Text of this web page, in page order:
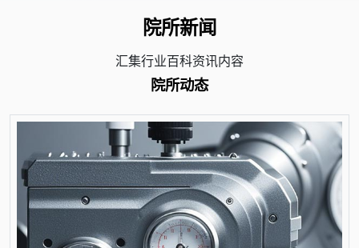
院所新闻
汇集行业百科资讯内容
院所动态